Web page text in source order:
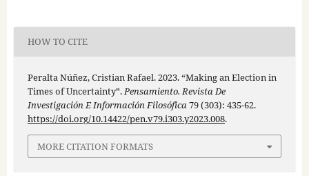
HOW TO CITE
Peralta Núñez, Cristian Rafael. 2023. “Making an Election in
Times of Uncertainty”.Pensamiento. Revista De
Investigación E Información Filosófica79 (303): 435-62.
https://doi.org/10.14422/pen.v79.i303.y2023.008.
MORE CITATION FORMATS